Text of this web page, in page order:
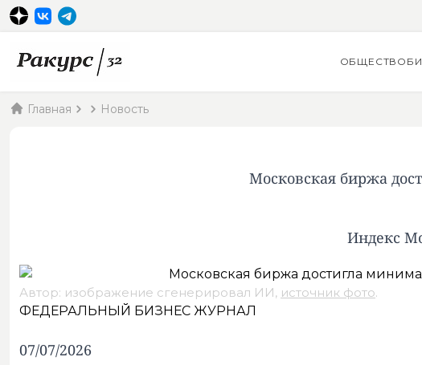
ОБЩЕСТВО
Главная Новость
Московская биржа
Индекс
Автор: изображение сгенерировал ИИ, источник фото.
ФЕДЕРАЛЬНЫЙ БИЗНЕС ЖУРНАЛ
07/07/2026